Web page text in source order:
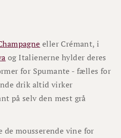
eller Crémant, i
og Italienerne hylder deres
for Spumante - fælles for
drik altid virker
på selv den mest grå
mousserende vine for